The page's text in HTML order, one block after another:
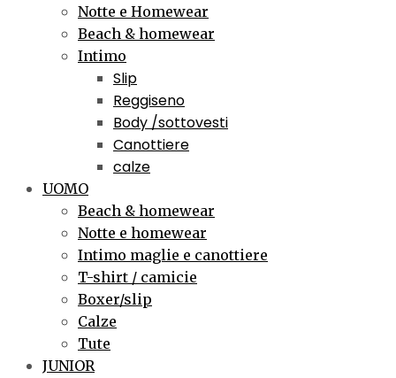
Notte e Homewear
Beach & homewear
Intimo
Slip
Reggiseno
Body /sottovesti
Canottiere
calze
UOMO
Beach & homewear
Notte e homewear
Intimo maglie e canottiere
T-shirt / camicie
Boxer/slip
Calze
Tute
JUNIOR